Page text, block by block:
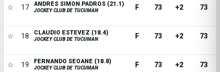
☆ 17 ANDRES SIMON PADROS (21.1)
JOCKEY CLUB DE TUCUMAN F 73 +2 73
☆ 18 CLAUDIO ESTEVEZ (18.4)
JOCKEY CLUB DE TUCUMAN F 73 +2 73
☆ 19 FERNANDO SEOANE (18.8)
JOCKEY CLUB DE TUCUMAN F 73 +2 73